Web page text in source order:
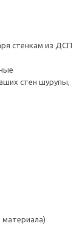
стенкам из ДСП
стен шурупы,
материала)